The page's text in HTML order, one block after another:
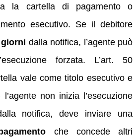
la cartella di pagamento o
esecutivo. Se il debitore
giorni dalla notifica, l’agente può
forzata. L’art. 50
vale come titolo esecutivo e
non inizia l’esecuzione
notifica, deve inviare una
che concede altri